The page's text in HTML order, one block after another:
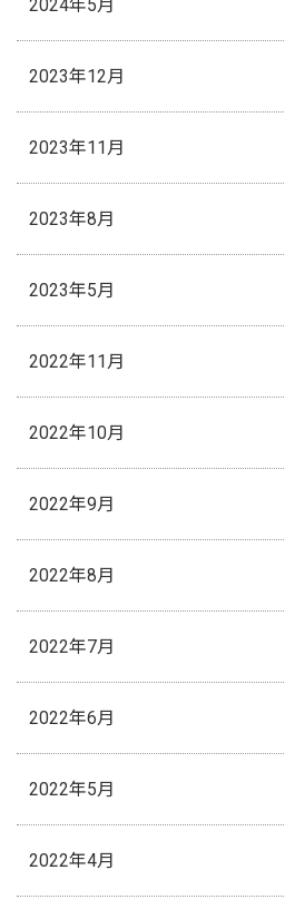
2024年5月
2023年12月
2023年11月
2023年8月
2023年5月
2022年11月
2022年10月
2022年9月
2022年8月
2022年7月
2022年6月
2022年5月
2022年4月